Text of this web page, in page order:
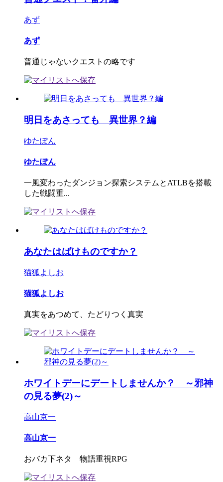
あず
あず
普通じゃないクエストの略です
明日をあさっても 異世界？編
ゆたぽん
ゆたぽん
一風変わったダンジョン探索システムとATLBを搭載
した戦闘重...
あなたはばけものですか？
猫狐よしお
猫狐よしお
真実をあつめて、たどりつく真実
ホワイトデーにデートしませんか？ ～邪神
の見る夢(2)～
高山京一
高山京一
おバカ下ネタ 物語重視RPG